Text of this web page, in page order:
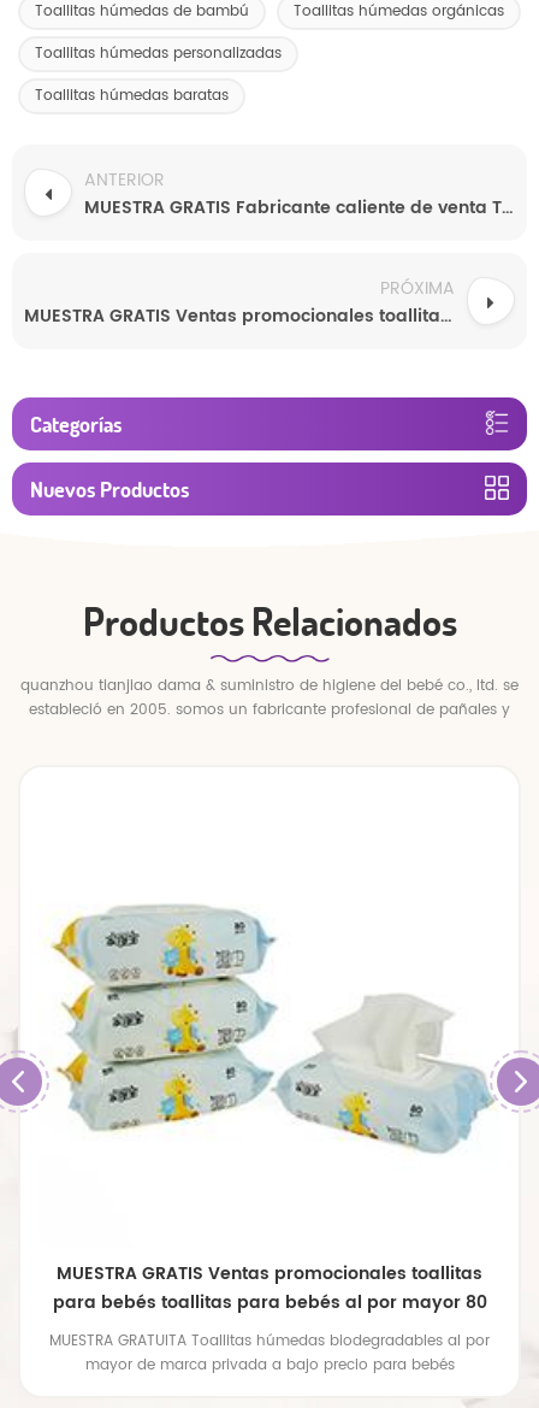
Toallitas húmedas de bambú
Toallitas húmedas orgánicas
Toallitas húmedas personalizadas
Toallitas húmedas baratas
ANTERIOR
MUESTRA GRATIS Fabricante caliente de venta Toallitas de limpieza para bebés Toallitas para bebés Softcare
PRÓXIMA
MUESTRA GRATIS Ventas promocionales toallitas para bebés toallitas para bebés al por mayor 80 piezas toallitas para bebés
Categorías
Nuevos Productos
Productos Relacionados
quanzhou tianjiao dama & suministro de higiene del bebé co., ltd. se
estableció en 2005. somos un fabricante profesional de pañales y
MUESTRA GRATIS Ventas promocionales toallitas
para bebés toallitas para bebés al por mayor 80
piezas toallitas para bebés
MUESTRA GRATUITA Toallitas húmedas biodegradables al por
mayor de marca privada a bajo precio para bebés